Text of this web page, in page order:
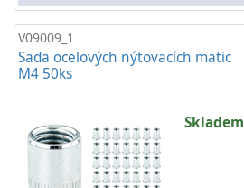
V09009_1
Sada ocelových nýtovacích matic
M4 50ks
Skladem